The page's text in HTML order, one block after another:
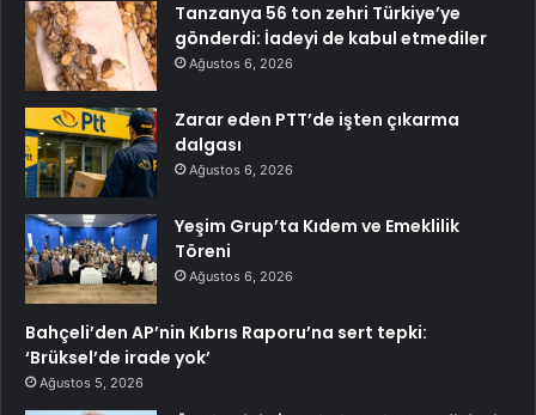
Tanzanya 56 ton zehri Türkiye’ye
gönderdi: İadeyi de kabul etmediler
Ağustos 6, 2026
Zarar eden PTT’de işten çıkarma
dalgası
Ağustos 6, 2026
Yeşim Grup’ta Kıdem ve Emeklilik
Töreni
Ağustos 6, 2026
Bahçeli’den AP’nin Kıbrıs Raporu’na sert tepki:
‘Brüksel’de irade yok’
Ağustos 5, 2026